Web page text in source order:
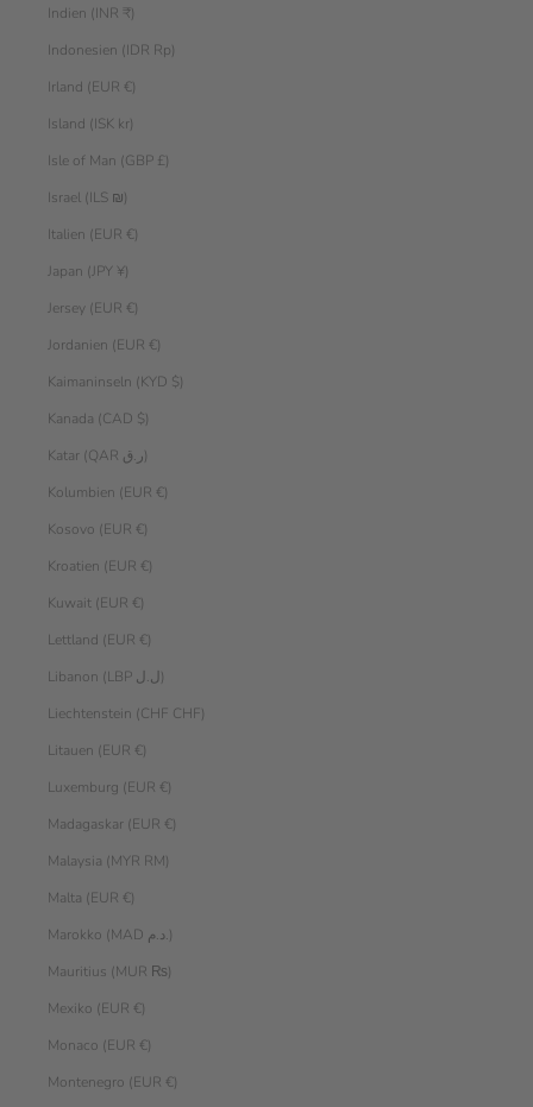
Indien (INR ₹)
Indonesien (IDR Rp)
Irland (EUR €)
Island (ISK kr)
Isle of Man (GBP £)
Israel (ILS ₪)
Italien (EUR €)
Japan (JPY ¥)
Jersey (EUR €)
Jordanien (EUR €)
Kaimaninseln (KYD $)
Kanada (CAD $)
Katar (QAR ر.ق)
Kolumbien (EUR €)
Kosovo (EUR €)
Kroatien (EUR €)
Kuwait (EUR €)
Lettland (EUR €)
Libanon (LBP ل.ل)
Liechtenstein (CHF CHF)
Litauen (EUR €)
Luxemburg (EUR €)
Madagaskar (EUR €)
Malaysia (MYR RM)
Malta (EUR €)
Marokko (MAD د.م.)
Mauritius (MUR ₨)
Mexiko (EUR €)
Monaco (EUR €)
Montenegro (EUR €)